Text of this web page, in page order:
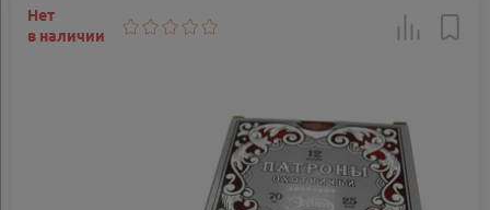
Нет
в наличии